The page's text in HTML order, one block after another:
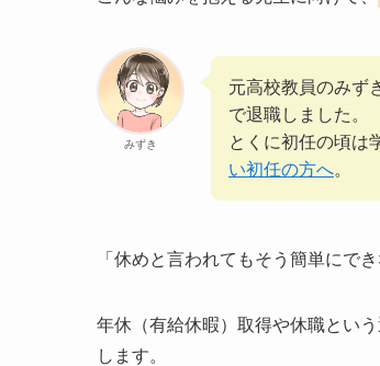
みずき
元高校教員のみず
で退職しました。
とくに初任の頃は
い初任の方へ。
「休めと言われてもそう簡単にで
年休（有給休暇）取得や休職とい
します。